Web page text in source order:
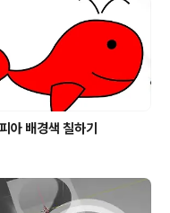
아 배경색 칠하기